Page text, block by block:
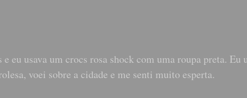
eu usava um crocs rosa shock com uma roupa preta. Eu
voei sobre a cidade e me senti muito esperta.